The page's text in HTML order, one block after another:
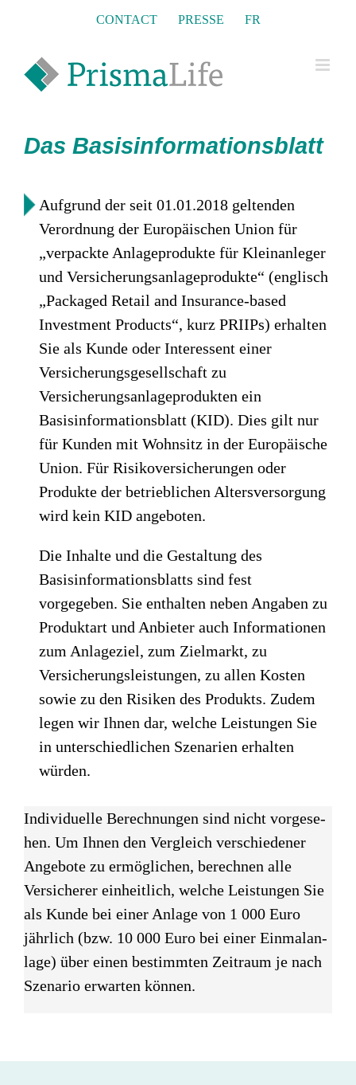
content
CONTACT PRESSE FR
Das Basisinformationsblatt
Aufgrund der seit 01.01.2018 geltenden
Verordnung der Europäischen Union für
„verpackte Anlageprodukte für Kleinanleger
und Versicherungsanlageprodukte“ (englisch
„Packaged Retail and Insurance-based
Investment Products“, kurz PRIIPs) erhalten
Sie als Kunde oder Interessent einer
Versicherungsgesellschaft zu
Versicherungsanlageprodukten ein
Basisinformationsblatt (KID). Dies gilt nur
für Kunden mit Wohnsitz in der Europäische
Union. Für Risikoversicherungen oder
Produkte der betrieblichen Altersversorgung
wird kein KID angeboten.
Die Inhalte und die Gestaltung des
Basisinformationsblatts sind fest
vorgegeben. Sie enthalten neben Angaben zu
Produktart und Anbieter auch Informationen
zum Anlageziel, zum Zielmarkt, zu
Versicherungsleistungen, zu allen Kosten
sowie zu den Risiken des Produkts. Zudem
legen wir Ihnen dar, welche Leistungen Sie
in unterschiedlichen Szenarien erhalten
würden.
Indivi­du­elle Berech­nun­gen sind nicht vorge­se­
hen. Um Ihnen den Vergleich verschie­de­ner
Angebote zu ermög­li­chen, berech­nen alle
Versi­che­rer einheit­lich, welche Leistun­gen Sie
als Kunde bei einer Anlage von 1 000 Euro
jährlich (bzw. 10 000 Euro bei einer Einmal­an­
lage) über einen bestimm­ten Zeitraum je nach
Szena­rio erwar­ten können.